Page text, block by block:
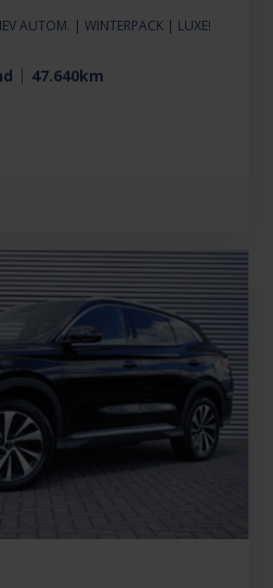
AUTOM. | WINTERPACK | LUXE!
47.640km